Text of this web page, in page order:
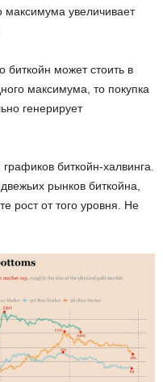
максимума увеличивает
биткойн может стоить в
максимума, то покупка
генерирует
биткойн-халвинга.
рынков биткойна,
рост от того уровня. Не